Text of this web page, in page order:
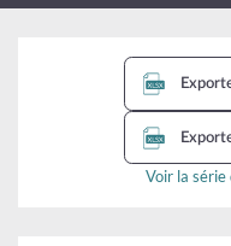
chantiers
Voir la série